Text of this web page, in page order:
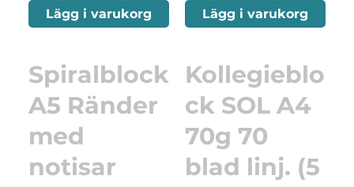
Lägg i varukorg Lägg i varukorg
Spiralblock
A5 Ränder
med
notisar
Kollegieblo
ck SOL A4
70g 70
blad linj. (5